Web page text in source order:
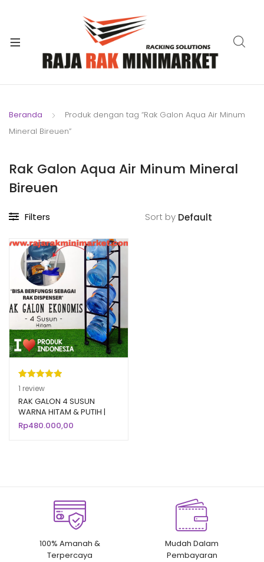
Beranda
Produk dengan tag “Rak Galon Aqua Air Minum
Mineral Bireuen”
Rak Galon Aqua Air Minum Mineral
Bireuen
Filters Sort by
Peringkat
5.00 dari 5
berdasarka
n
1
penilaian
1 review
RAK GALON 4 SUSUN
WARNA HITAM & PUTIH |
Rak Galon Aqua Air Minum
Mineral
Rp480.000,00
100% Amanah &
Terpercaya
Mudah Dalam
Pembayaran